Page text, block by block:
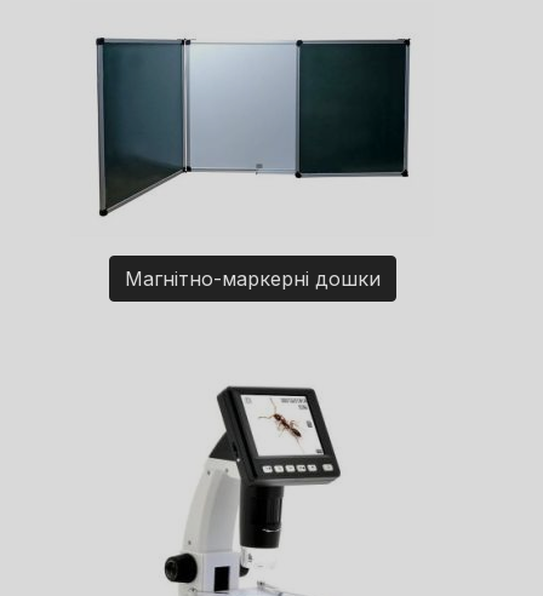
Магнітно-маркерні дошки